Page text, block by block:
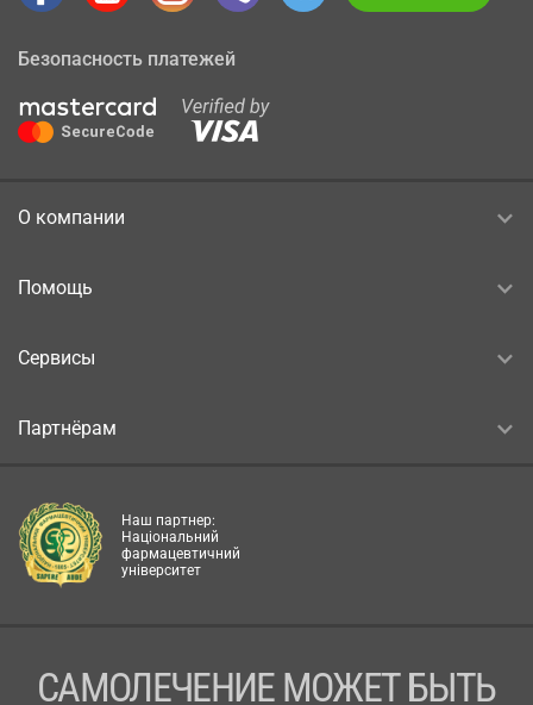
Безопасность платежей
О компании
Помощь
Сервисы
Партнёрам
Наш партнер:
Національний
фармацевтичний
університет
САМОЛЕЧЕНИЕ МОЖЕТ БЫТЬ